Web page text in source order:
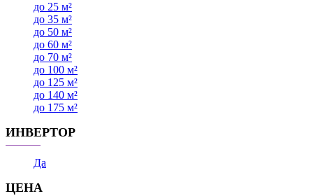
до 25 м²
до 35 м²
до 50 м²
до 60 м²
до 70 м²
до 100 м²
до 125 м²
до 140 м²
до 175 м²
ИНВЕРТОР
Да
ЦЕНА